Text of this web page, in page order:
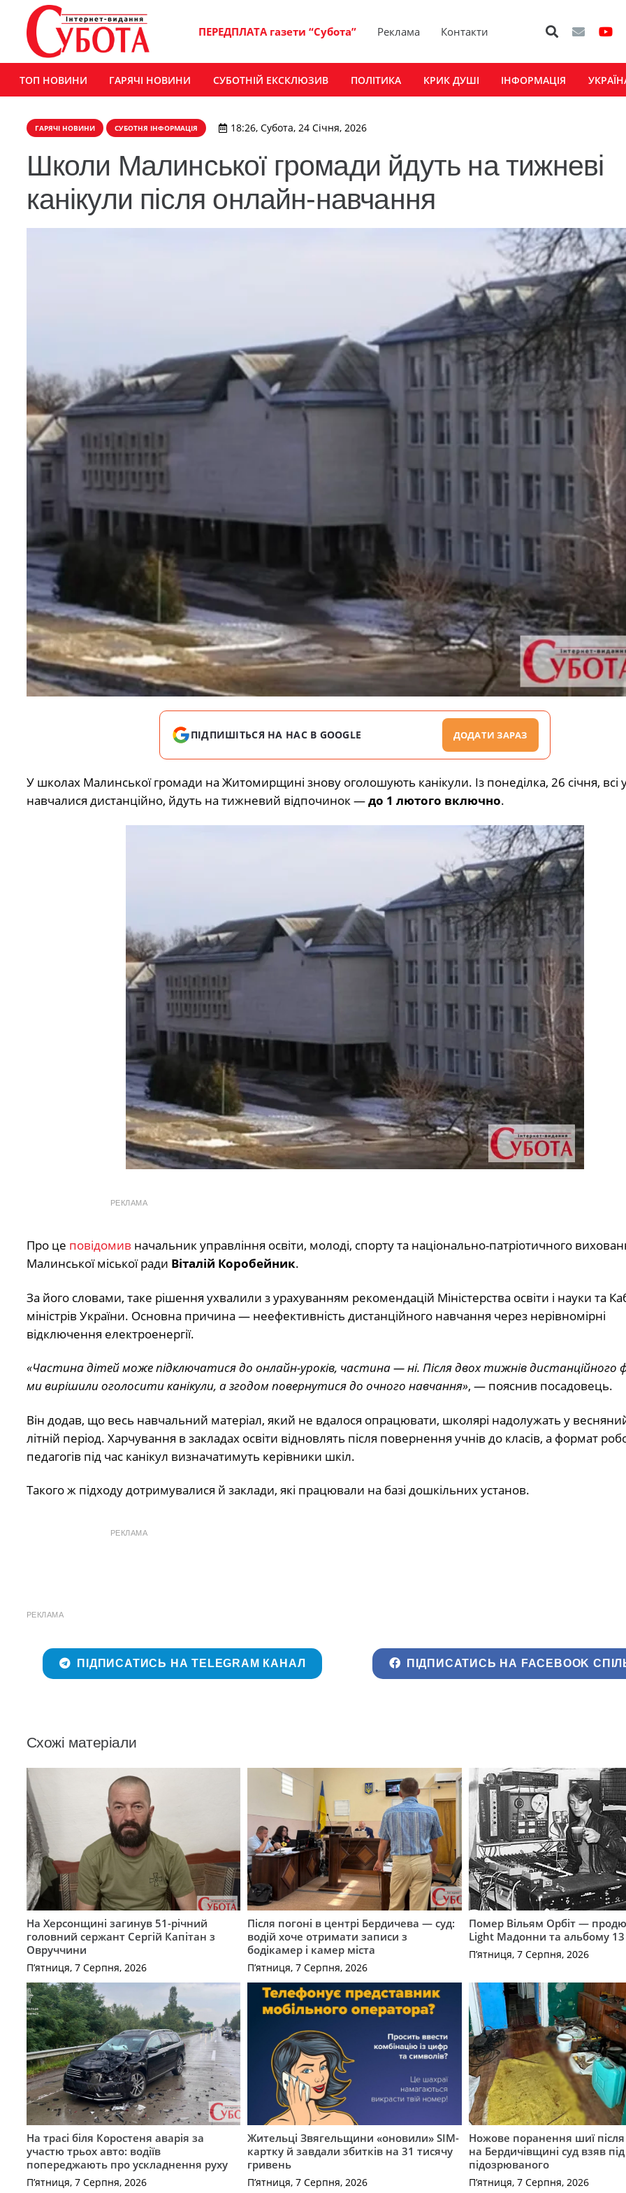
ПЕРЕДПЛАТА газети “Субота” Реклама Контакти
ТОП НОВИНИ ГАРЯЧІ НОВИНИ СУБОТНІЙ ЕКСКЛЮЗИВ ПОЛІТИКА КРИК ДУШІ ІНФОРМАЦІЯ
ГАРЯЧІ НОВИНИ СУБОТНЯ ІНФОРМАЦІЯ 18:26, Субота, 24 Січня, 2026
Школи Малинської громади йдуть на тижневі
канікули після онлайн-навчання
ПІДПИШІТЬСЯ НА НАС В GOOGLE ДОДАТИ ЗАРАЗ
У школах Малинської громади на Житомирщині знову оголошують канікули. Із понеділка, 26 січня, всі
навчалися дистанційно, йдуть на тижневий відпочинок —до 1 лютого включно.
РЕКЛАМА
Про це повідомив начальник управління освіти, молоді, спорту та національно-патріотичного
Малинської міської ради Віталій Коробейник.
За його словами, таке рішення ухвалили з урахуванням рекомендацій Міністерства освіти і науки та
міністрів України. Основна причина — неефективність дистанційного навчання через нерівномірні
відключення електроенергії.
«Частина дітей може підключатися до онлайн-уроків, частина — ні. Після двох тижнів дистанційного
ми вирішили оголосити канікули, а згодом повернутися до очного навчання», — пояснив посадовець.
Він додав, що весь навчальний матеріал, який не вдалося опрацювати, школярі надолужать у
літній період. Харчування в закладах освіти відновлять після повернення учнів до класів, а формат
педагогів під час канікул визначатимуть керівники шкіл.
Такого ж підходу дотримувалися й заклади, які працювали на базі дошкільних установ.
РЕКЛАМА
РЕКЛАМА
ПІДПИСАТИСЬ НА TELEGRAM КАНАЛ ПІДПИСАТИСЬ НА FACEBOOK
Схожі матеріали
На Херсонщині загинув 51-річний
головний сержант Сергій Капітан з
Овруччини
П’ятниця, 7 Серпня, 2026
Після погоні в центрі Бердичева — суд:
водій хоче отримати записи з
бодікамер і камер міста
П’ятниця, 7 Серпня, 2026
Помер Вільям Орбіт —
Light Мадонни та альбому 13
П’ятниця, 7 Серпня, 2026
На трасі біля Коростеня аварія за
участю трьох авто: водіїв
попереджають про ускладнення руху
П’ятниця, 7 Серпня, 2026
Жительці Звягельщини «оновили» SIM-
картку й завдали збитків на 31 тисячу
гривень
П’ятниця, 7 Серпня, 2026
Ножове поранення шиї після
на Бердичівщині суд взяв
підозрюваного
П’ятниця, 7 Серпня, 2026